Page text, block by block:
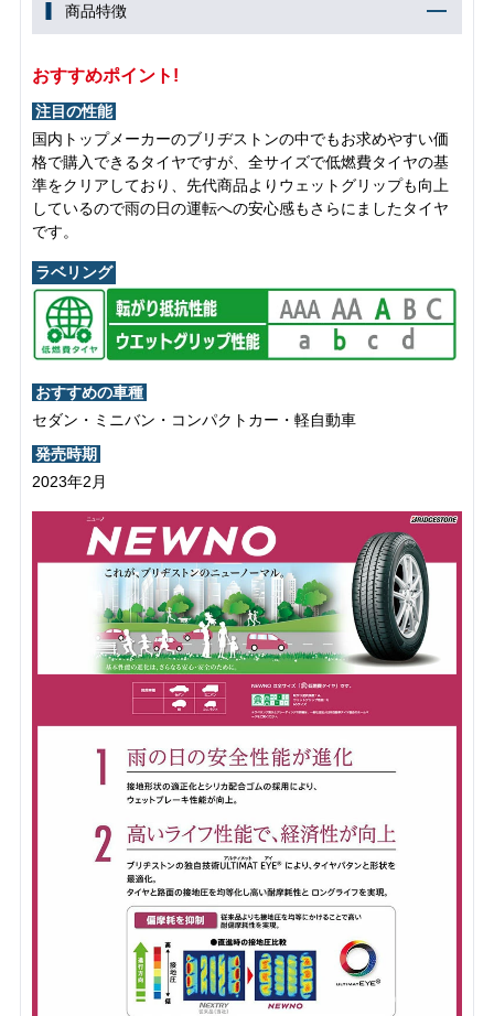
商品特徴
おすすめポイント!
注目の性能
国内トップメーカーのブリヂストンの中でもお求めやすい価
格で購入できるタイヤですが、全サイズで低燃費タイヤの基
準をクリアしており、先代商品よりウェットグリップも向上
しているので雨の日の運転への安心感もさらにましたタイヤ
です。
ラベリング
おすすめの車種
セダン・ミニバン・コンパクトカー・軽自動車
発売時期
2023年2月